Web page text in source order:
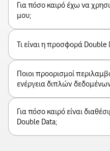
Για πόσο καιρό έχω να
μου;
Τι είναι η προσφορά Double
Ποιοι προορισμοί
ενέργεια διπλών
Για πόσο καιρό είναι
Double Data;